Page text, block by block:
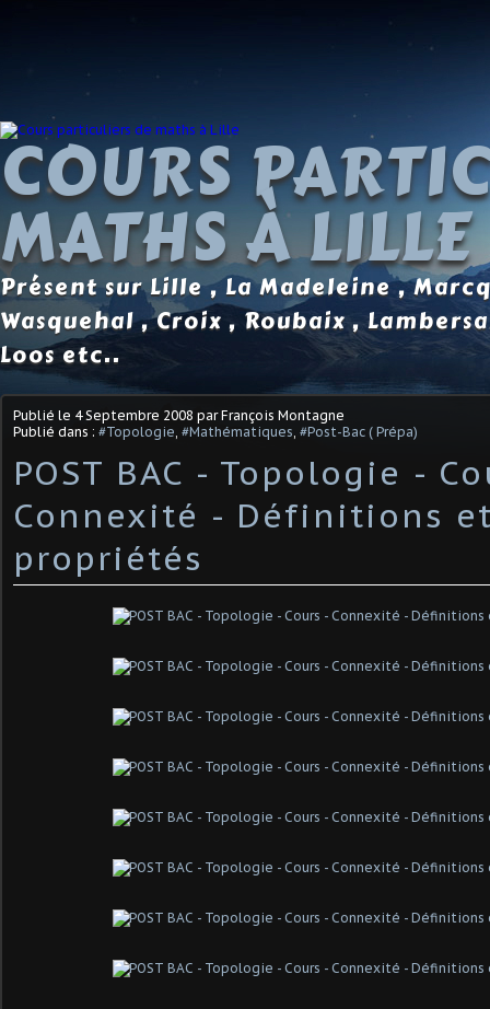
COURS
MATHS À LILLE
Présent sur Lille , La Madeleine ,
Wasquehal , Croix , Roubaix ,
Loos etc..
Publié le 4 Septembre 2008 par François Montagne
Publié dans : #Topologie #Mathématiques #Post-Bac ( Prépa)
POST BAC - Topologie -
Connexité - Définitions
propriétés